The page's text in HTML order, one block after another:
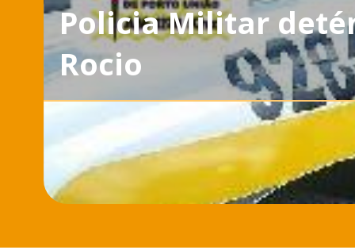
Policia Militar
Rocio